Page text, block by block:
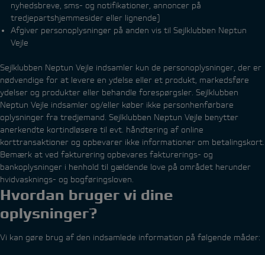
nyhedsbreve, sms- og notifikationer, annoncer på
tredjepartshjemmesider eller lignende)
Afgiver personoplysninger på anden vis til Sejlklubben Neptun
Vejle
Sejlklubben Neptun Vejle indsamler kun de personoplysninger, der er
nødvendige for at levere en ydelse eller et produkt, markedsføre
ydelser og produkter eller behandle forespørgsler. Sejlklubben
Neptun Vejle indsamler og/eller køber ikke personhenførbare
oplysninger fra tredjemand. Sejlklubben Neptun Vejle benytter
anerkendte kortindløsere til evt. håndtering af online
korttransaktioner og opbevarer ikke informationer om betalingskort.
Bemærk at ved fakturering opbevares fakturerings- og
bankoplysninger i henhold til gældende love på området herunder
hvidvasknings- og bogføringsloven.
Hvordan bruger vi dine
oplysninger?
Vi kan gøre brug af den indsamlede information på følgende måder: